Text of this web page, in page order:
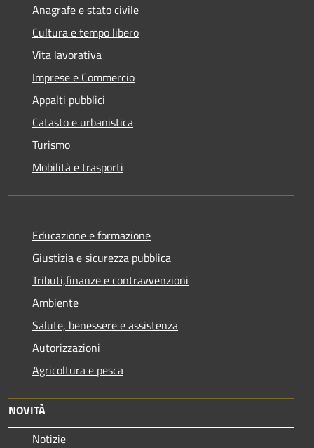
Anagrafe e stato civile
Cultura e tempo libero
Vita lavorativa
Imprese e Commercio
Appalti pubblici
Catasto e urbanistica
Turismo
Mobilità e trasporti
Educazione e formazione
Giustizia e sicurezza pubblica
Tributi,finanze e contravvenzioni
Ambiente
Salute, benessere e assistenza
Autorizzazioni
Agricoltura e pesca
NOVITÀ
Notizie